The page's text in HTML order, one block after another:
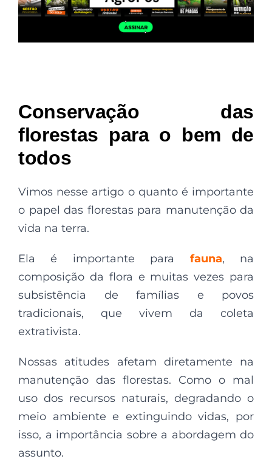
Conservação das
florestas para o bem de
todos
Vimos nesse artigo o quanto é importante
o papel das florestas para manutenção da
vida na terra.
Ela é importante para fauna, na
composição da flora e muitas vezes para
subsistência de famílias e povos
tradicionais, que vivem da coleta
extrativista.
Nossas atitudes afetam diretamente na
manutenção das florestas. Como o mal
uso dos recursos naturais, degradando o
meio ambiente e extinguindo vidas, por
isso, a importância sobre a abordagem do
assunto.